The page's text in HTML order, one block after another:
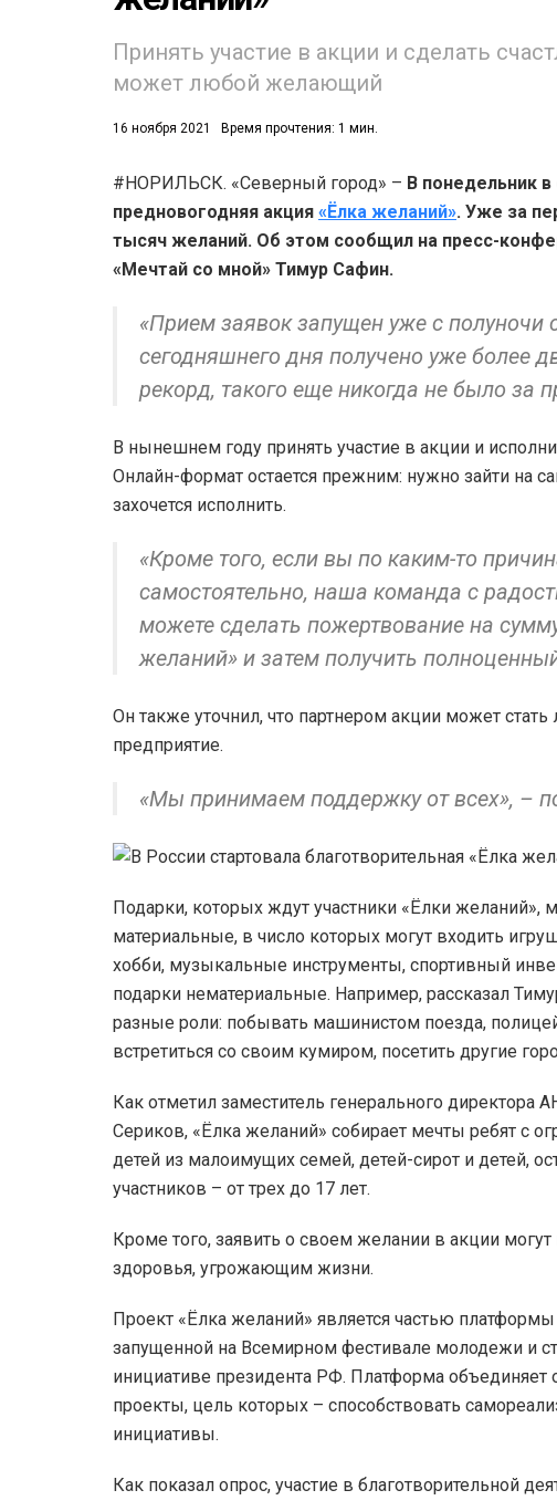
Принять участие в акции и сделать
может любой желающий
16 ноября 2021 Время прочтения: 1 мин.
#НОРИЛЬСК. «Северный город» – В понедельник в
предновогодняя акция «Ёлка желаний». Уже за
тысяч желаний. Об этом сообщил на пресс-
«Мечтай со мной» Тимур Сафин.
«Прием заявок запущен уже с полуночи
сегодняшнего дня получено уже более
рекорд, такого еще никогда не было за
В нынешнем году принять участие в акции и
Онлайн-формат остается прежним: нужно зайти на
захочется исполнить.
«Кроме того, если вы по каким-то
самостоятельно, наша команда с
можете сделать пожертвование на
желаний» и затем получить
Он также уточнил, что партнером акции может
предприятие.
«Мы принимаем поддержку от всех», –
Подарки, которых ждут участники «Ёлки
материальные, в число которых могут входить
хобби, музыкальные инструменты, спортивный
подарки нематериальные. Например, рассказал
разные роли: побывать машинистом поезда,
встретиться со своим кумиром, посетить другие
Как отметил заместитель генерального директора
Сериков, «Ёлка желаний» собирает мечты ребят с
детей из малоимущих семей, детей-сирот и детей,
участников – от трех до 17 лет.
Кроме того, заявить о своем желании в акции
здоровья, угрожающим жизни.
Проект «Ёлка желаний» является частью
запущенной на Всемирном фестивале молодежи и
инициативе президента РФ. Платформа
проекты, цель которых – способствовать
инициативы.
Как показал опрос, участие в благотворительной